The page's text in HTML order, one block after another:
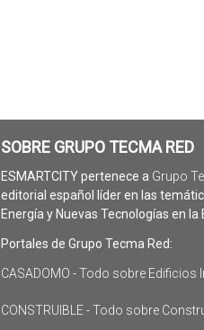
SOBRE GRUPO TECMA RED
ESMARTCITY pertenece a Grupo
editorial español líder en las
Energía y Nuevas Tecnologías en la
Portales de Grupo Tecma Red:
CASADOMO - Todo sobre Edificios
CONSTRUIBLE - Todo sobre